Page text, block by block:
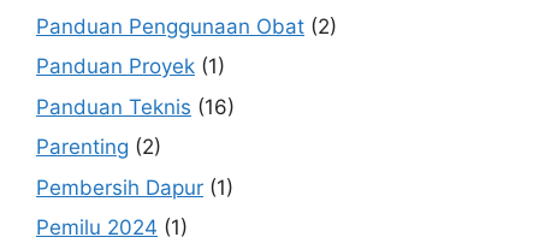
Panduan Penggunaan Obat (2)
Panduan Proyek (1)
Panduan Teknis (16)
Parenting (2)
Pembersih Dapur (1)
Pemilu 2024 (1)